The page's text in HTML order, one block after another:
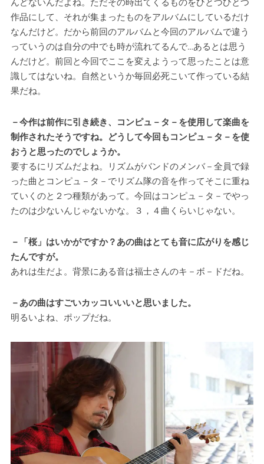
んどないんだよね。ただその時出てくるものをひとつひとつ
作品にして、それが集まったものをアルバムにしているだけ
なんだけど。だから前回のアルバムと今回のアルバムで違う
っていうのは自分の中でも時が流れてるんで…あるとは思う
んだけど。前回と今回でここを変えようって思ったことは意
識してはないね。自然というか毎回必死こいて作っている結
果だね。
－今作は前作に引き続き、コンピュ－タ－を使用して楽曲を
制作されたそうですね。どうして今回もコンピュ－タ－を使
おうと思ったのでしょうか。
要するにリズムだよね。リズムがバンドのメンバ－全員で録
った曲とコンピュ－タ－でリズム隊の音を作ってそこに重ね
ていくのと２つ種類があって。今回はコンピュ－タ－でやっ
たのは少ないんじゃないかな。３，４曲くらいじゃない。
－「桜」はいかがですか？あの曲はとても音に広がりを感じ
たんですが。
あれは生だよ。背景にある音は福士さんのキ－ボ－ドだね。
－あの曲はすごいカッコいいいと思いました。
明るいよね、ポップだね。